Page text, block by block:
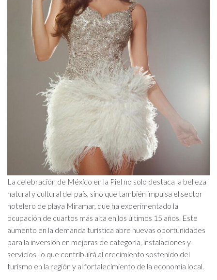
La celebración de México en la Piel no solo destaca la belleza
natural y cultural del país, sino que también impulsa el sector
hotelero de playa Miramar, que ha experimentado la
ocupación de cuartos más alta en los últimos 15 años. Este
aumento en la demanda turística abre nuevas oportunidades
para la inversión en mejoras de categoría, instalaciones y
servicios, lo que contribuirá al crecimiento sostenido del
turismo en la región y al fortalecimiento de la economía local.